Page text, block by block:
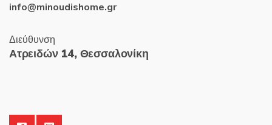
info@minoudishome.gr
Διεύθυνση
Ατρειδών 14, Θεσσαλονίκη